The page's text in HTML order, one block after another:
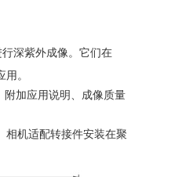
深紫外成像。它们在
。
附加应用说明、成像质量
相机适配转接件安装在聚